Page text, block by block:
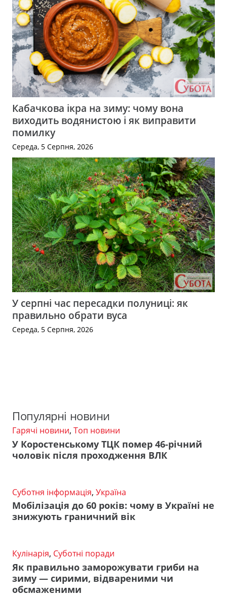
Кабачкова ікра на зиму: чому вона
виходить водянистою і як виправити
помилку
Середа, 5 Серпня, 2026
У серпні час пересадки полуниці: як
правильно обрати вуса
Середа, 5 Серпня, 2026
Популярні новини
Гарячі новини, Топ новини
У Коростенському ТЦК помер 46-річний
чоловік після проходження ВЛК
Суботня інформація, Україна
Мобілізація до 60 років: чому в Україні не
знижують граничний вік
Кулінарія, Суботні поради
Як правильно заморожувати гриби на
зиму — сирими, відвареними чи
обсмаженими